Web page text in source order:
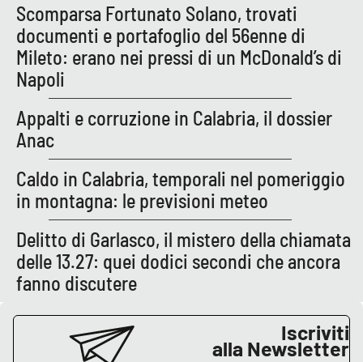
Reggio Calabria
Cosenza
Lamezia Terme
PROGETTI
SPECIALI
Buona Sanità Calabria
LA
CALABRIAVISIONE
Scomparsa Fortunato Solano, trovati
documenti e portafoglio del 56enne di
Mileto: erano nei pressi di un McDonald’s di
Napoli
Appalti e corruzione in Calabria, il dossier
Anac
Caldo in Calabria, temporali nel pomeriggio
in montagna: le previsioni meteo
Delitto di Garlasco, il mistero della chiamata
delle 13.27: quei dodici secondi che ancora
fanno discutere
Iscriviti
alla Newsletter